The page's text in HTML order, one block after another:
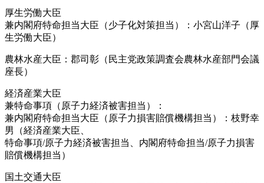
厚生労働大臣
兼内閣府特命担当大臣（少子化対策担当）：小宮山洋子（厚
生労働大臣）
農林水産大臣：郡司彰（民主党政策調査会農林水産部門会議
座長）
経済産業大臣
兼特命事項（原子力経済被害担当）：
兼内閣府特命担当大臣（原子力損害賠償機構担当）：枝野幸
男（経済産業大臣、
特命事項/原子力経済被害担当、内閣府特命担当/原子力損害
賠償機構担当）
国土交通大臣